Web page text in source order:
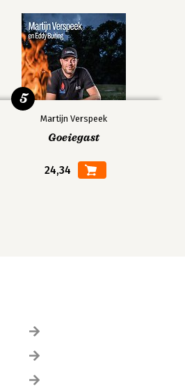
Martijn Verspeek
Goeiegast
24,34
5